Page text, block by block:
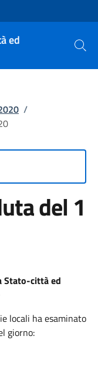
ed
Cerca
/
del 1
Stato-città ed
locali ha esaminato
giorno: